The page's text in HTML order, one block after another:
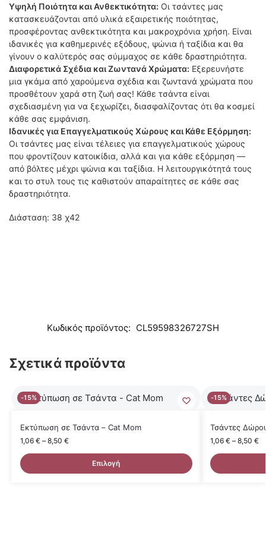
Υψηλή Ποιότητα και Ανθεκτικότητα: Οι τσάντες μας
κατασκευάζονται από υλικά εξαιρετικής ποιότητας,
προσφέροντας ανθεκτικότητα και μακροχρόνια χρήση. Είναι
ιδανικές για καθημερινές εξόδους, ψώνια ή ταξίδια και θα
γίνουν ο καλύτερός σας σύμμαχος σε κάθε δραστηριότητα.
Διαφορετικά Σχέδια και Ζωντανά Χρώματα: Εξερευνήστε
μια γκάμα από χαρούμενα σχέδια και ζωντανά χρώματα που
προσθέτουν χαρά στη ζωή σας! Κάθε τσάντα είναι
σχεδιασμένη για να ξεχωρίζει, διασφαλίζοντας ότι θα κοσμεί
κάθε σας εμφάνιση.
Ιδανικές για Επαγγελματικούς Χώρους και Κάθε Εξόρμηση:
Οι τσάντες μας είναι τέλειες για επαγγελματικούς χώρους
που φροντίζουν κατοικίδια, αλλά και για κάθε εξόρμηση —
από βόλτες μέχρι ψώνια και ταξίδια. Η λειτουργικότητά τους
και το στυλ τους τις καθιστούν απαραίτητες σε κάθε σας
δραστηριότητα.
Διάσταση: 38 χ42
Κωδικός προϊόντος: CL59598326727SH
Σχετικά προϊόντα
-15%
Εκτύπωση σε Τσάντα – Cat Mom
1,06 € – 8,50 €
Επιλογή
-15%
Τσάντες
1,06 € – 8,50 €